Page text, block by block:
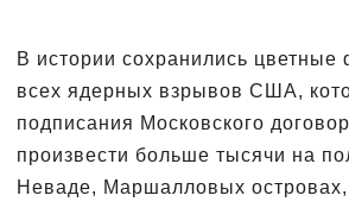
В истории сохранились цветные
всех ядерных взрывов США,
подписания Московского
произвести больше тысячи на
Неваде, Маршалловых островах,